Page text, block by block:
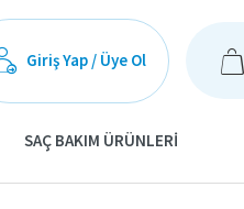
Giriş Yap / Üye Ol
SAÇ BAKIM ÜRÜNLERI